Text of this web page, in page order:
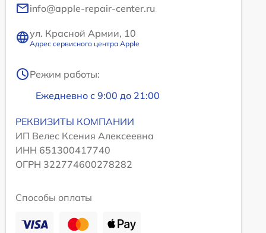
info@apple-repair-center.ru
ул. Красной Армии, 10
Адрес сервисного центра Apple
Режим работы:
Ежедневно с 9:00 до 21:00
РЕКВИЗИТЫ КОМПАНИИ
ИП Велес Ксения Алексеевна
ИНН 651300417740
ОГРН 322774600278282
Способы оплаты